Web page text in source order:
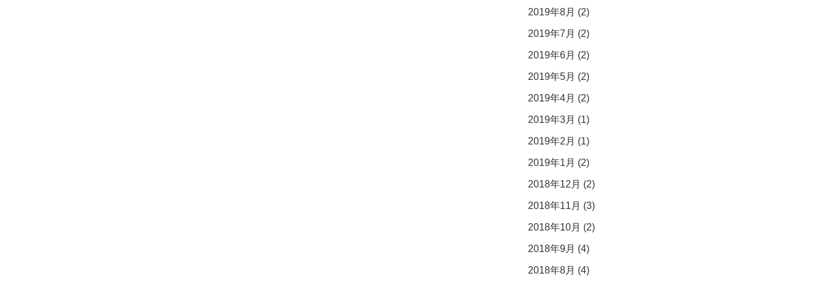
2019年8月 (2)
2019年7月 (2)
2019年6月 (2)
2019年5月 (2)
2019年4月 (2)
2019年3月 (1)
2019年2月 (1)
2019年1月 (2)
2018年12月 (2)
2018年11月 (3)
2018年10月 (2)
2018年9月 (4)
2018年8月 (4)